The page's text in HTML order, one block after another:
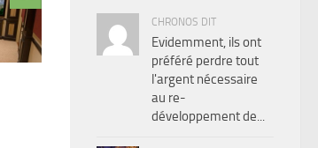
CHRONOS DIT
Evidemment, ils ont
préféré perdre tout
l'argent nécessaire
au re-
développement de...